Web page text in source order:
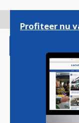
gaan
Magazine
Profiteer nu